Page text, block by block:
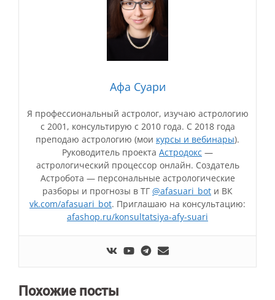
Афа Суари
Я профессиональный астролог, изучаю астрологию
с 2001, консультирую с 2010 года. С 2018 года
преподаю астрологию (мои курсы и вебинары).
Руководитель проекта Астродокс —
астрологический процессор онлайн. Создатель
Астробота — персональные астрологические
разборы и прогнозы в ТГ @afasuari_bot и ВК
vk.com/afasuari_bot. Приглашаю на консультацию:
afashop.ru/konsultatsiya-afy-suari
Похожие посты